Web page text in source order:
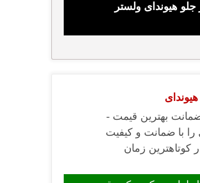
هیوندای ولستر
بهترین قیمت -
را با ضمانت و کیفیت
کوتاهترین زمان